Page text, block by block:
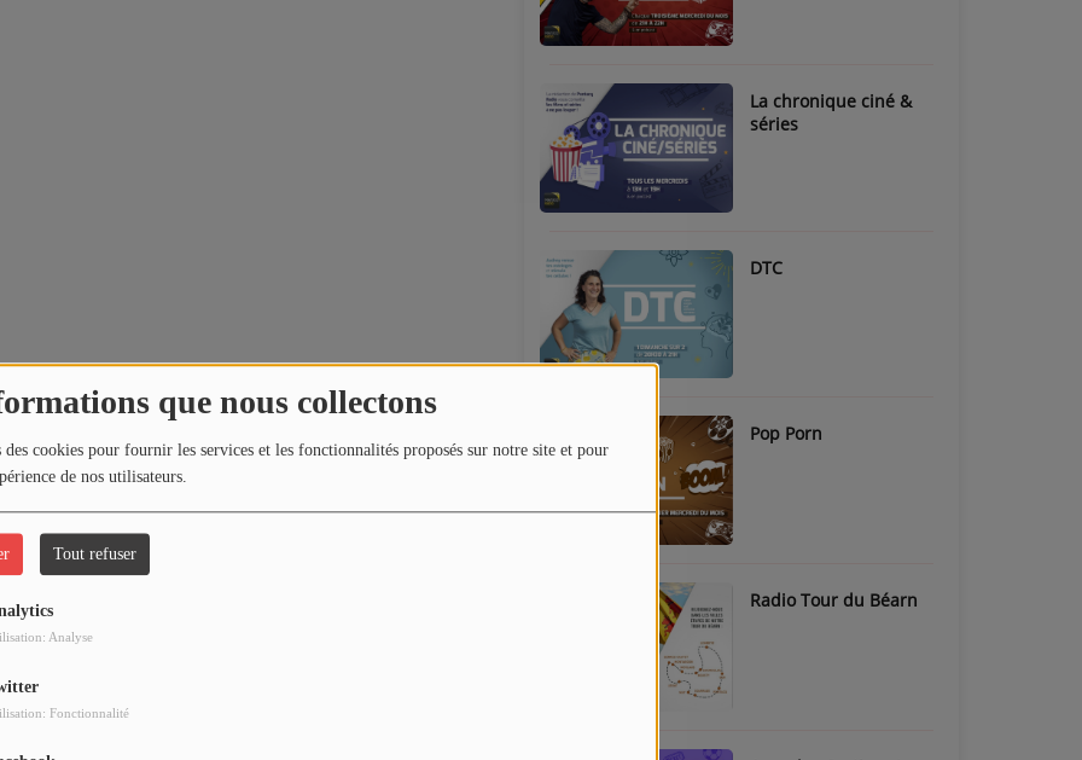
que nous collectons
cookies pour fournir les services et les fonctionnalités proposés sur notre site et pour
de nos utilisateurs.
Tout refuser
Analyse
Fonctionnalité
La chronique ciné &
séries
DTC
Pop Porn
Radio Tour du Béarn